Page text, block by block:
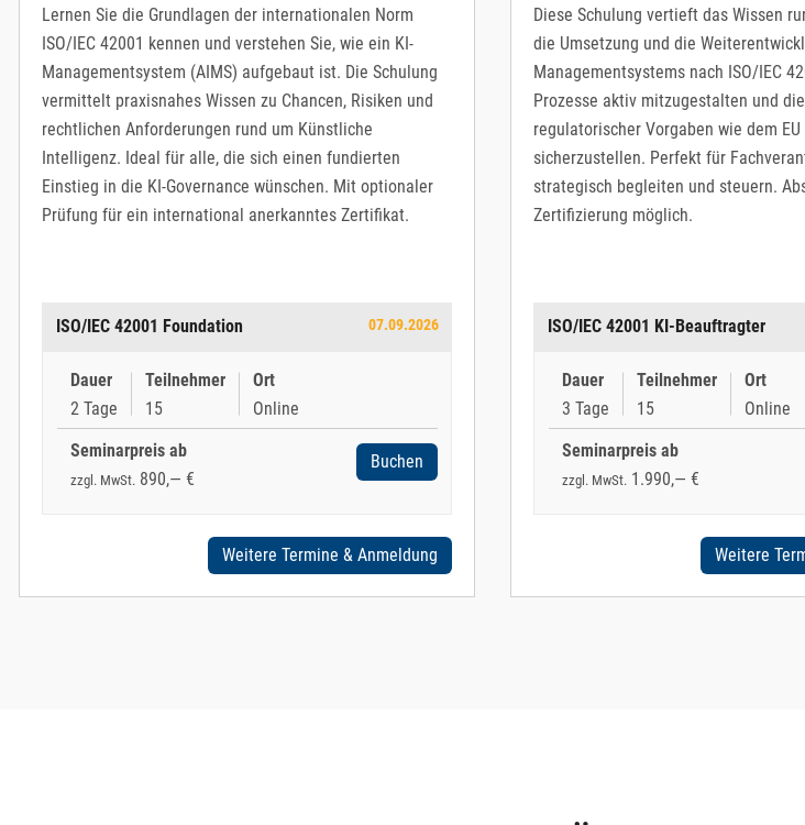
Lernen Sie die Grundlagen der internationalen Norm
ISO/IEC 42001 kennen und verstehen Sie, wie ein KI-
Managementsystem (AIMS) aufgebaut ist. Die Schulung
vermittelt praxisnahes Wissen zu Chancen, Risiken und
rechtlichen Anforderungen rund um Künstliche
Intelligenz. Ideal für alle, die sich einen fundierten
Einstieg in die KI-Governance wünschen. Mit optionaler
Prüfung für ein international anerkanntes Zertifikat.
ISO/IEC 42001 Foundation 07.09.2026
Dauer
2 Tage
Teilnehmer
15
Ort
Online
Seminarpreis ab
zzgl. MwSt. 890,— €
Buchen
Weitere Termine & Anmeldung
Diese Schulung vertieft das Wissen
die Umsetzung und die
Managementsystems nach ISO/IEC
Prozesse aktiv mitzugestalten und
regulatorischer Vorgaben wie dem EU
sicherzustellen. Perfekt für
strategisch begleiten und steuern.
Zertifizierung möglich.
ISO/IEC 42001 KI-Beauftragter
Dauer
3 Tage
Teilnehmer
15
Ort
Online
Seminarpreis ab
zzgl. MwSt. 1.990,— €
Weitere